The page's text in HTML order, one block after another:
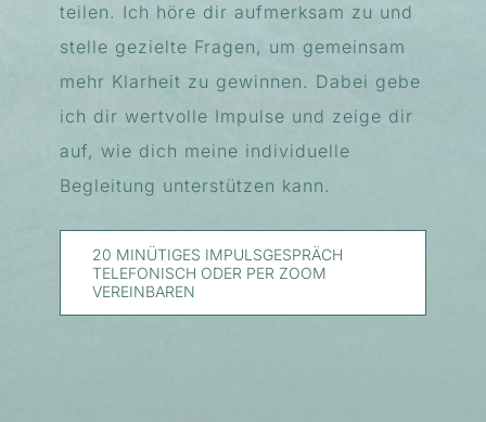
teilen. Ich höre dir aufmerksam zu und
stelle gezielte Fragen, um gemeinsam
mehr Klarheit zu gewinnen. Dabei gebe
ich dir wertvolle Impulse und zeige dir
auf, wie dich meine individuelle
Begleitung unterstützen kann.
20 MINÜTIGES IMPULSGESPRÄCH
TELEFONISCH ODER PER ZOOM
VEREINBAREN